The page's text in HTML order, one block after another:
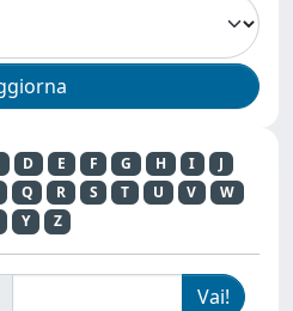
D E F G H I
J
Q R S T U V
W
Y Z